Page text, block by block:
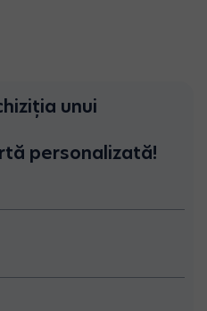
unui
personalizată!